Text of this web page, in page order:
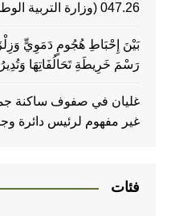
047.26 (وزارة التربية الوطنية)
بَيْنَ إِحْبَاطِ هُجُومٍ دَمَوِيٍّ
رَسْمَ خَرِيطَةِ تَحَالُفَاتِهَا
غليان في صفوف ساكنة
غير مفهوم لرئيس دائرة
فئات